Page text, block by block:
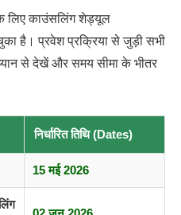
लिए काउंसलिंग शेड्यूल
है। प्रवेश प्रक्रिया से जुड़ी सभी
से देखें और समय सीमा के भीतर
निर्धारित तिथि (Dates)
15 मई 2026